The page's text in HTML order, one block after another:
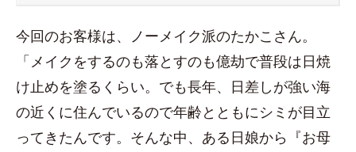
今回のお客様は、ノーメイク派のたかこさん。
「メイクをするのも落とすのも億劫で普段は日焼
け止めを塗るくらい。でも長年、日差しが強い海
の近くに住んでいるので年齢とともにシミが目立
ってきたんです。そんな中、ある日娘から『お母